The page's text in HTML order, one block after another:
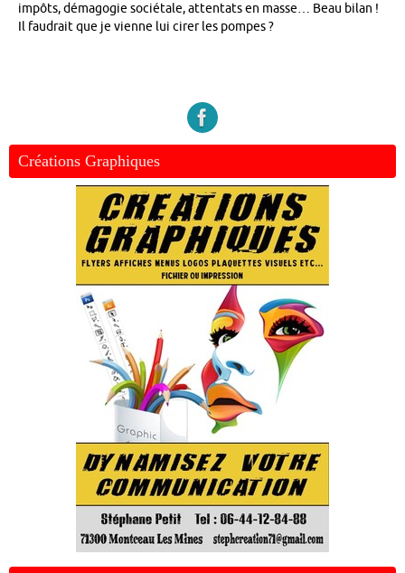
impôts, démagogie sociétale, attentats en masse… Beau bilan !
Il faudrait que je vienne lui cirer les pompes ?
Créations Graphiques